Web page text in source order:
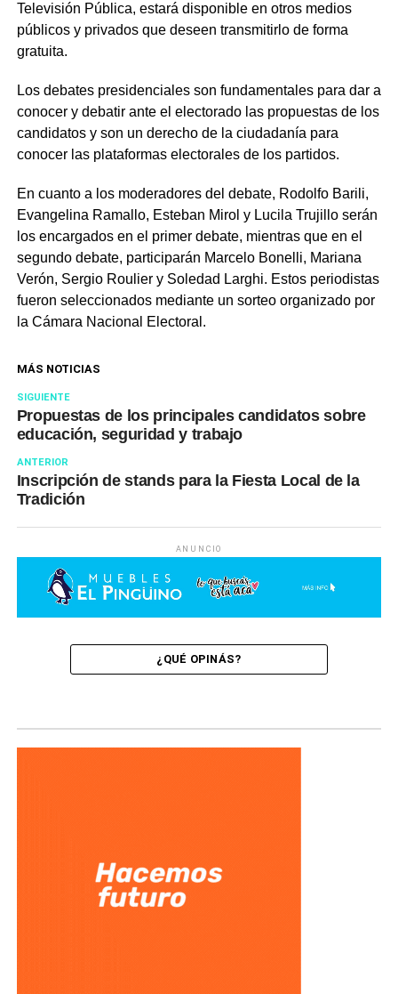
Televisión Pública, estará disponible en otros medios
públicos y privados que deseen transmitirlo de forma
gratuita.
Los debates presidenciales son fundamentales para dar a
conocer y debatir ante el electorado las propuestas de los
candidatos y son un derecho de la ciudadanía para
conocer las plataformas electorales de los partidos.
En cuanto a los moderadores del debate, Rodolfo Barili,
Evangelina Ramallo, Esteban Mirol y Lucila Trujillo serán
los encargados en el primer debate, mientras que en el
segundo debate, participarán Marcelo Bonelli, Mariana
Verón, Sergio Roulier y Soledad Larghi. Estos periodistas
fueron seleccionados mediante un sorteo organizado por
la Cámara Nacional Electoral.
MÁS NOTICIAS
SIGUIENTE
Propuestas de los principales candidatos sobre
educación, seguridad y trabajo
ANTERIOR
Inscripción de stands para la Fiesta Local de la
Tradición
ANUNCIO
¿QUÉ OPINÁS?